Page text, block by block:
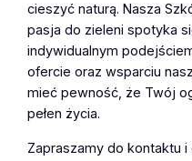
cieszyć naturą. Nasza
pasja do zieleni spotyka
indywidualnym
ofercie oraz wsparciu
mieć pewność, że Twój
pełen życia.
Zapraszamy do kontaktu